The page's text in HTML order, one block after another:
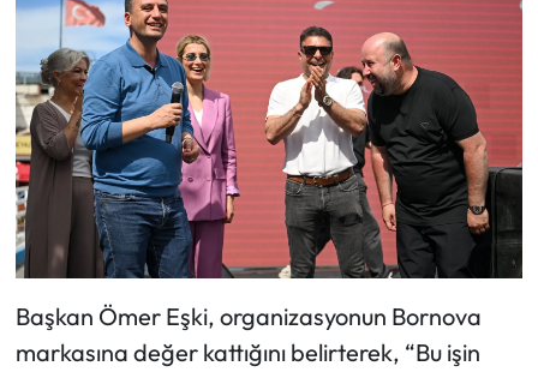
Başkan Ömer Eşki, organizasyonun Bornova
markasına değer kattığını belirterek, “Bu işin